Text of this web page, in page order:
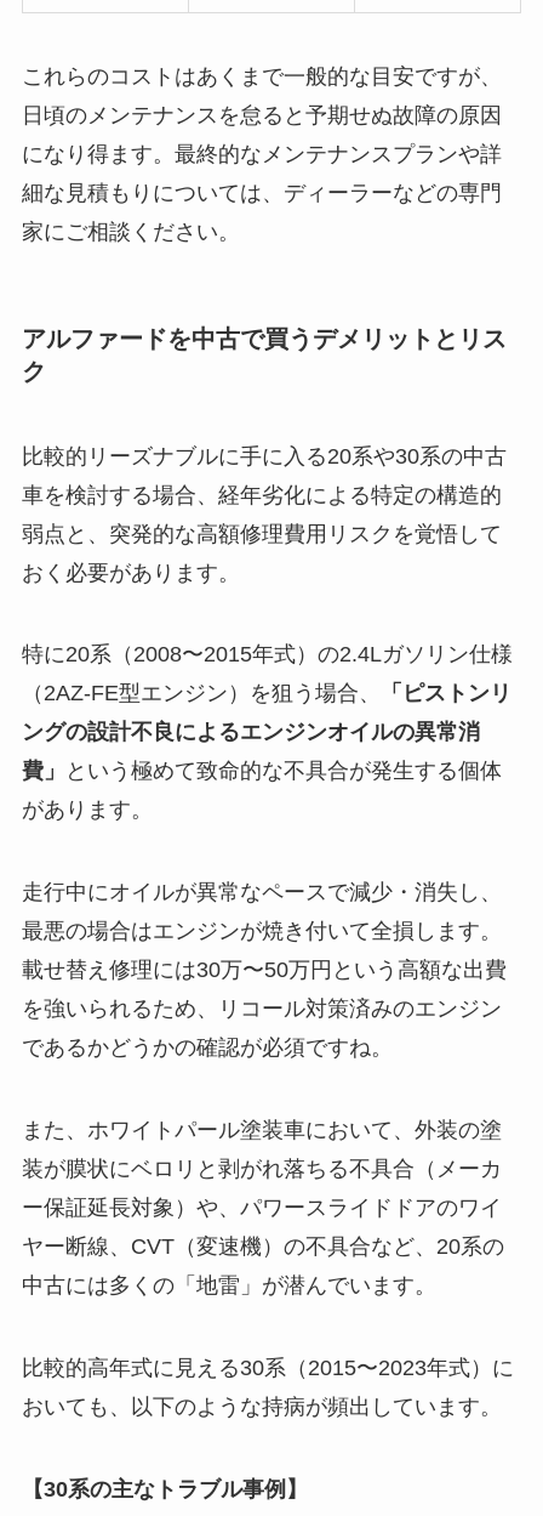
これらのコストはあくまで一般的な目安ですが、
日頃のメンテナンスを怠ると予期せぬ故障の原因
になり得ます。最終的なメンテナンスプランや詳
細な見積もりについては、ディーラーなどの専門
家にご相談ください。
アルファードを中古で買うデメリットとリス
ク
比較的リーズナブルに手に入る20系や30系の中古
車を検討する場合、経年劣化による特定の構造的
弱点と、突発的な高額修理費用リスクを覚悟して
おく必要があります。
特に20系（2008〜2015年式）の2.4Lガソリン仕様
（2AZ-FE型エンジン）を狙う場合、
「ピストンリ
ングの設計不良によるエンジンオイルの異常消
費」
という極めて致命的な不具合が発生する個体
があります。
走行中にオイルが異常なペースで減少・消失し、
最悪の場合はエンジンが焼き付いて全損します。
載せ替え修理には30万〜50万円という高額な出費
を強いられるため、リコール対策済みのエンジン
であるかどうかの確認が必須ですね。
また、ホワイトパール塗装車において、外装の塗
装が膜状にベロリと剥がれ落ちる不具合（メーカ
ー保証延長対象）や、パワースライドドアのワイ
ヤー断線、CVT（変速機）の不具合など、20系の
中古には多くの「地雷」が潜んでいます。
比較的高年式に見える30系（2015〜2023年式）に
おいても、以下のような持病が頻出しています。
【30系の主なトラブル事例】